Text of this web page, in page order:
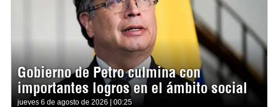
Gobierno de Petro culmina con
importantes logros en el ámbito social
jueves 6 de agosto de 2026 | 00:25